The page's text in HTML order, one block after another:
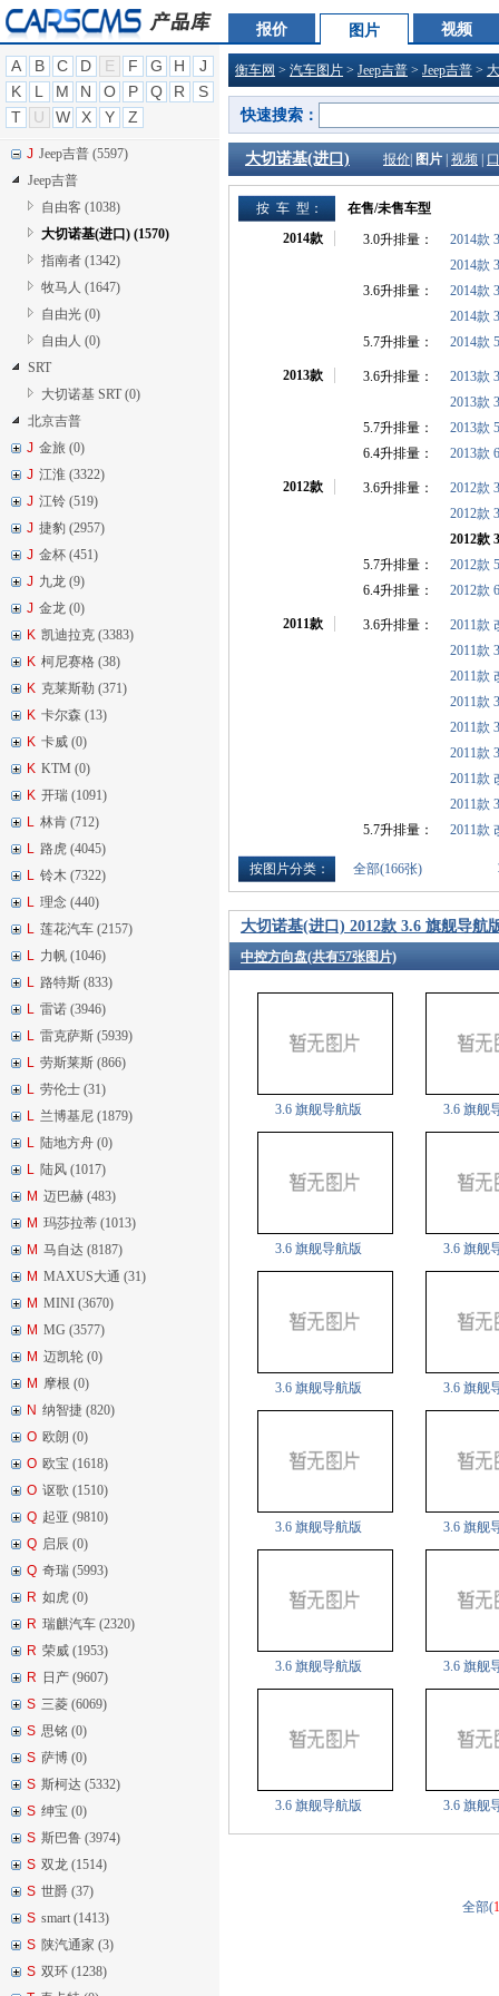
报价 图片 视频
A B C D E F G H
J
K
L M N O P Q R
S
T
U W X Y Z
H 悍马 (334)
H 华泰 (1586)
J 吉利 (0)
J 吉利全球鹰 (2007)
J 吉奥 (579)
J Jeep吉普 (5597)
Jeep吉普
自由客 (1038)
大切诺基(进口) (1570)
指南者 (1342)
牧马人 (1647)
自由光 (0)
自由人 (0)
SRT
大切诺基 SRT (0)
北京吉普
J 金旅 (0)
J 江淮 (3322)
J 江铃 (519)
J 捷豹 (2957)
J 金杯 (451)
J 九龙 (9)
J 金龙 (0)
K 凯迪拉克 (3383)
K 柯尼赛格 (38)
K 克莱斯勒 (371)
K 卡尔森 (13)
K 卡威 (0)
K KTM (0)
K 开瑞 (1091)
L 林肯 (712)
L 路虎 (4045)
L 铃木 (7322)
L 理念 (440)
L 莲花汽车 (2157)
L 力帆 (1046)
L 路特斯 (833)
L 雷诺 (3946)
L 雷克萨斯 (5939)
L 劳斯莱斯 (866)
L 劳伦士 (31)
L 兰博基尼 (1879)
L 陆地方舟 (0)
L 陆风 (1017)
M 迈巴赫 (483)
M 玛莎拉蒂 (1013)
M 马自达 (8187)
M MAXUS大通 (31)
M MINI (3670)
M MG (3577)
M 迈凯轮 (0)
M 摩根 (0)
N 纳智捷 (820)
O 欧朗 (0)
O 欧宝 (1618)
O 讴歌 (1510)
Q 起亚 (9810)
Q 启辰 (0)
Q 奇瑞 (5993)
R 如虎 (0)
R 瑞麒汽车 (2320)
R 荣威 (1953)
R 日产 (9607)
S 三菱 (6069)
S 思铭 (0)
S 萨博 (0)
S 斯柯达 (5332)
S 绅宝 (0)
S 斯巴鲁 (3974)
S 双龙 (1514)
S 世爵 (37)
S smart (1413)
S 陕汽通家 (3)
S 双环 (1238)
衡车网 > 汽车图片 > Jeep吉普 > Jeep吉普 >
快速搜索：
大切诺基(进口) 报价 图片 视频
按 车 型：
在售/未售车型
2014款
3.0升排量：
2014款
2014款
3.6升排量：
2014款
2014款
5.7升排量：
2014款
2013款 3.6升排量：
2013款
2013款
5.7升排量：
2013款
6.4升排量：
2013款
2012款 3.6升排量：
2012款
2012款
2012款
5.7升排量：
2012款
6.4升排量：
2012款
2011款 3.6升排量：
2011款
2011款
2011款
2011款
2011款
2011款
2011款
2011款
5.7升排量：
2011款
按图片分类： 全部(166张)
大切诺基(进口) 2012款 3.6 旗舰导航
中控方向盘(共有57张图片)
3.6 旗舰导航版 3.6 旗舰
3.6 旗舰导航版 3.6 旗舰
3.6 旗舰导航版 3.6 旗舰
3.6 旗舰导航版 3.6 旗舰
3.6 旗舰导航版 3.6 旗舰
3.6 旗舰导航版 3.6 旗舰
全部(